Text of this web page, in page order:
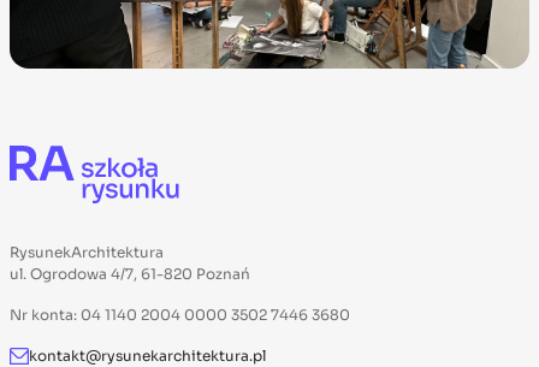
RysunekArchitektura
ul. Ogrodowa 4/7, 61-820 Poznań
Nr konta: 04 1140 2004 0000 3502 7446 3680
kontakt@rysunekarchitektura.pl